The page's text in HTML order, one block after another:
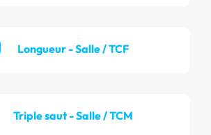
Longueur - Salle / TCF
Triple saut - Salle / TCM